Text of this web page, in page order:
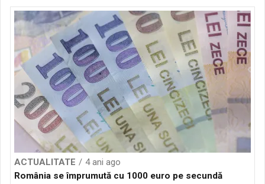
ACTUALITATE
4 ani ago
România se împrumută cu 1000 euro pe secundă